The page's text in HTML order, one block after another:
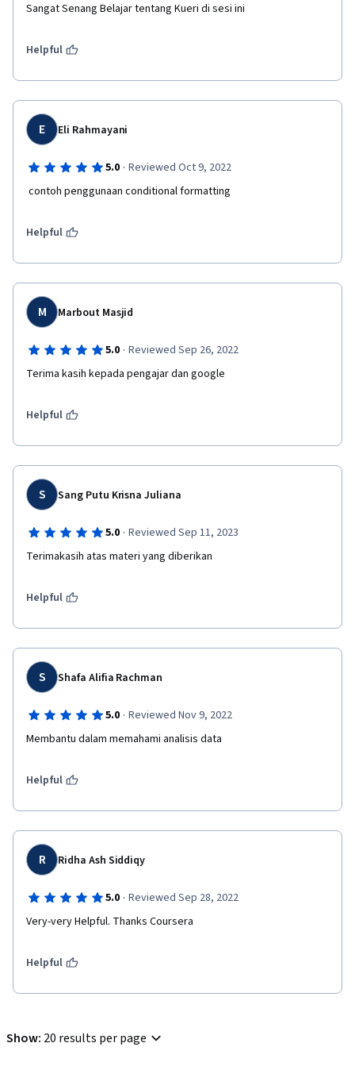
Sangat Senang Belajar tentang Kueri di sesi ini
Helpful
E Eli Rahmayani
5.0 · Reviewed Oct 9, 2022
contoh penggunaan conditional formatting
Helpful
M Marbout Masjid
5.0 · Reviewed Sep 26, 2022
Terima kasih kepada pengajar dan google
Helpful
S Sang Putu Krisna Juliana
5.0 · Reviewed Sep 11, 2023
Terimakasih atas materi yang diberikan
Helpful
S Shafa Alifia Rachman
5.0 · Reviewed Nov 9, 2022
Membantu dalam memahami analisis data
Helpful
R Ridha Ash Siddiqy
5.0 · Reviewed Sep 28, 2022
Very-very Helpful. Thanks Coursera
Helpful
Show: 20 results per page